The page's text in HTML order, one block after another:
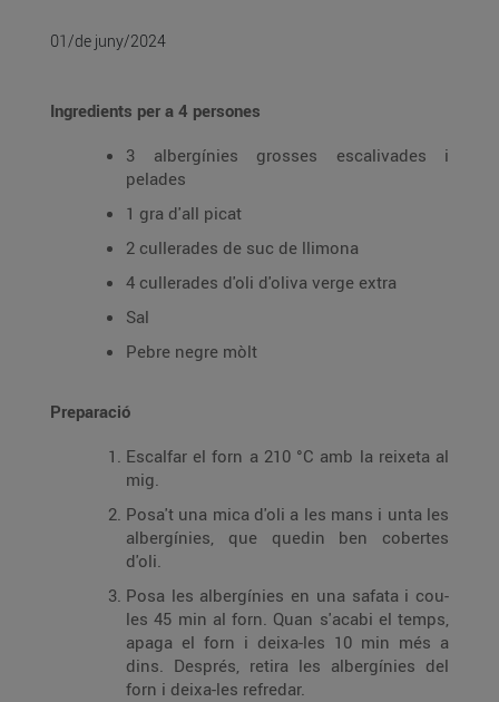
01/de juny/2024
Ingredients per a 4 persones
3 albergínies grosses escalivades i
pelades
1 gra d'all picat
2 cullerades de suc de llimona
4 cullerades d'oli d'oliva verge extra
Sal
Pebre negre mòlt
Preparació
Escalfar el forn a 210 °C amb la reixeta al
mig.
Posa't una mica d'oli a les mans i unta les
albergínies, que quedin ben cobertes
d'oli.
Posa les albergínies en una safata i cou-
les 45 min al forn. Quan s'acabi el temps,
apaga el forn i deixa-les 10 min més a
dins. Després, retira les albergínies del
forn i deixa-les refredar.